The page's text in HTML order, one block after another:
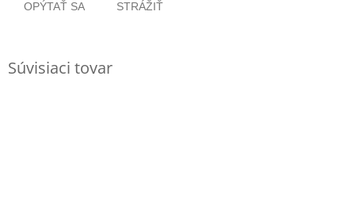
OPÝTAŤ SA STRÁŽIŤ
Súvisiaci tovar